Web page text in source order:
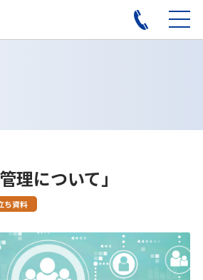
理について」
ち資料